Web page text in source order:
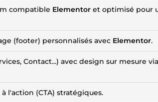
compatible Elementor et optimisé pour
(footer) personnalisés avec Elementor.
Contact...) avec design sur mesure via
l'action (CTA) stratégiques.